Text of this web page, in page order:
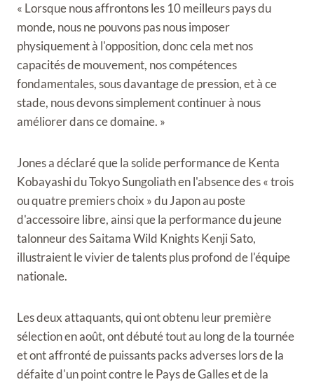
« Lorsque nous affrontons les 10 meilleurs pays du
monde, nous ne pouvons pas nous imposer
physiquement à l'opposition, donc cela met nos
capacités de mouvement, nos compétences
fondamentales, sous davantage de pression, et à ce
stade, nous devons simplement continuer à nous
améliorer dans ce domaine. »
Jones a déclaré que la solide performance de Kenta
Kobayashi du Tokyo Sungoliath en l'absence des « trois
ou quatre premiers choix » du Japon au poste
d'accessoire libre, ainsi que la performance du jeune
talonneur des Saitama Wild Knights Kenji Sato,
illustraient le vivier de talents plus profond de l'équipe
nationale.
Les deux attaquants, qui ont obtenu leur première
sélection en août, ont débuté tout au long de la tournée
et ont affronté de puissants packs adverses lors de la
défaite d'un point contre le Pays de Galles et de la